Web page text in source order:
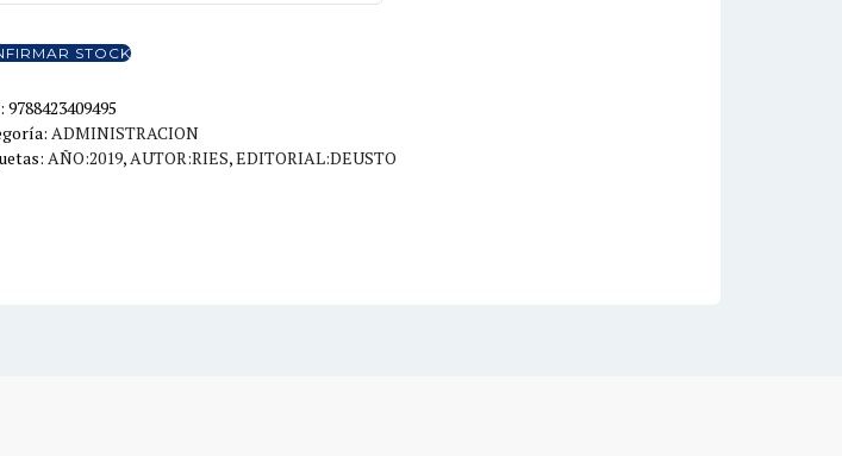
STOCK
9788423409495
ADMINISTRACION
AÑO:2019,AUTOR:RIES,EDITORIAL:DEUSTO